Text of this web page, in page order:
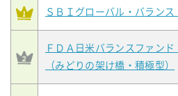
ＳＢＩグローバル・バランス
ＦＤＡ日米バランスファンド
（みどりの架け橋・積極型）